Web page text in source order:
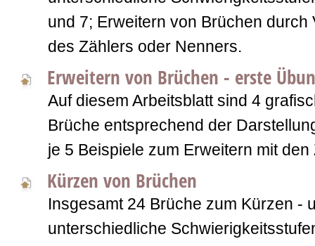
und 7; Erweitern von Brüchen durch
des Zählers oder Nenners.
Erweitern von Brüchen - erste
Auf diesem Arbeitsblatt sind 4
Brüche entsprechend der
je 5 Beispiele zum Erweitern mit
Kürzen von Brüchen
Insgesamt 24 Brüche zum Kürzen -
unterschiedliche